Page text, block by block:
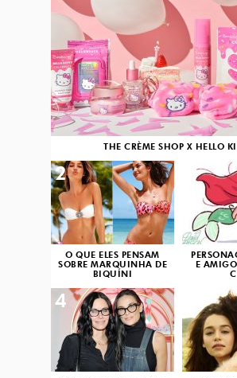
THE CRÈME SHOP X HELLO
O QUE ELES PENSAM
SOBRE MARQUINHA DE
BIQUÍNI
2
E
3
4